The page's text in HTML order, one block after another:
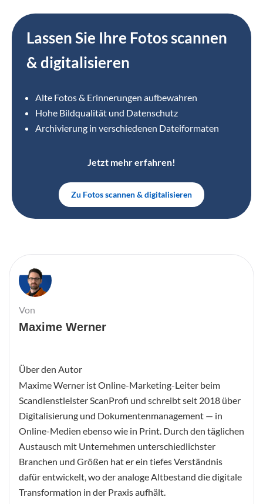
Lassen Sie Ihre Fotos scannen
& digitalisieren
Alte Fotos & Erinnerungen aufbewahren
Hohe Bildqualität und Datenschutz
Archivierung in verschiedenen Dateiformaten
Jetzt mehr erfahren!
Zu Fotos scannen & digitalisieren
Von
Maxime Werner
Über den Autor
Maxime Werner ist Online-Marketing-Leiter beim
Scandienstleister ScanProfi und schreibt seit 2018 über
Digitalisierung und Dokumentenmanagement — in
Online-Medien ebenso wie in Print. Durch den täglichen
Austausch mit Unternehmen unterschiedlichster
Branchen und Größen hat er ein tiefes Verständnis
dafür entwickelt, wo der analoge Altbestand die digitale
Transformation in der Praxis aufhält.